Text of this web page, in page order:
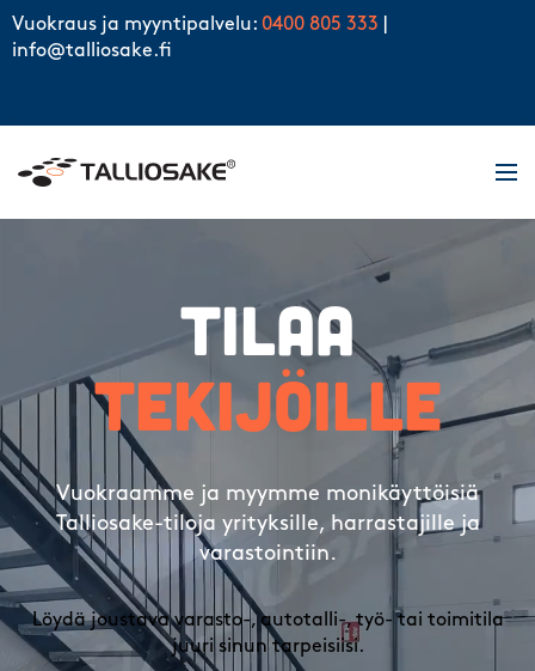
Skip to content
Vuokraus ja myyntipalvelu: 0400 805 333
info@talliosake.fi
Tilaa
tekijöille
Vuokraamme ja myymme monikäyttöisiä
Talliosake-tiloja yrityksille, harrastajille ja
varastointiin.
Löydä joustava varasto-, autotalli-, työ- tai toimitila
juuri sinun tarpeisiisi.